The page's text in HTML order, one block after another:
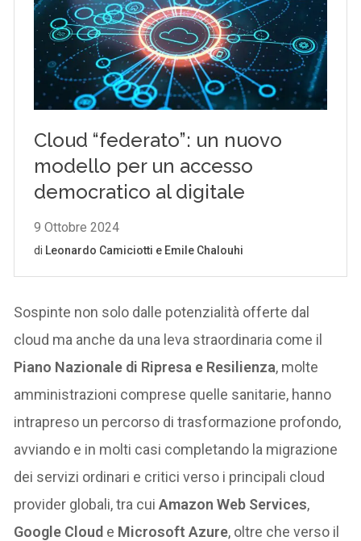
Sospinte non solo dalle potenzialità offerte dal
cloud ma anche da una leva straordinaria come il
Piano Nazionale di Ripresa e Resilienza, molte
amministrazioni comprese quelle sanitarie, hanno
intrapreso un percorso di trasformazione profondo,
avviando e in molti casi completando la migrazione
dei servizi ordinari e critici verso i principali cloud
provider globali, tra cuiAmazon Web Services,
Google Cloud e Microsoft Azure, oltre che verso il